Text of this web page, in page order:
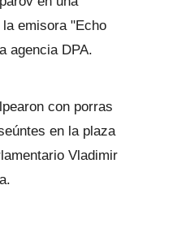
emisora "Echo
agencia DPA.
con porras
en la plaza
Vladimir